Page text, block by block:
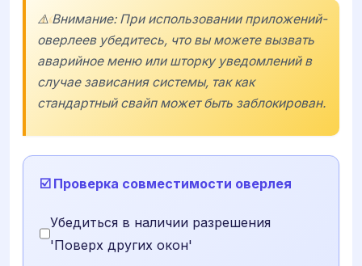
⚠️ Внимание: При использовании приложений-
оверлеев убедитесь, что вы можете вызвать
аварийное меню или шторку уведомлений в
случае зависания системы, так как
стандартный свайп может быть заблокирован.
☑️ Проверка совместимости оверлея
Убедиться в наличии разрешения
'Поверх других окон'